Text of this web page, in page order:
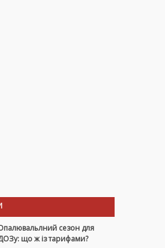
сезон для
що ж із тарифами?